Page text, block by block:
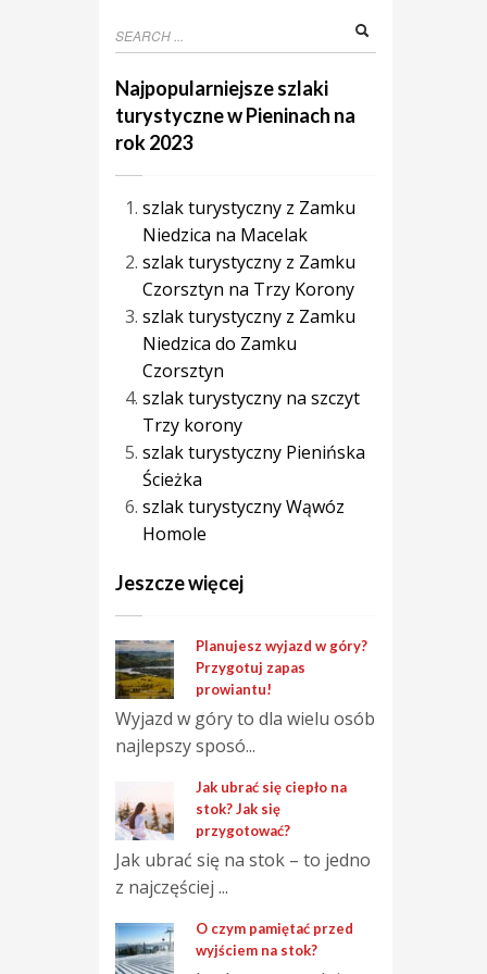
Najpopularniejsze szlaki
turystyczne w Pieninach na
rok 2023
szlak turystyczny z Zamku
Niedzica na Macelak
szlak turystyczny z Zamku
Czorsztyn na Trzy Korony
szlak turystyczny z Zamku
Niedzica do Zamku
Czorsztyn
szlak turystyczny na szczyt
Trzy korony
szlak turystyczny Pienińska
Ścieżka
szlak turystyczny Wąwóz
Homole
Jeszcze więcej
Planujesz wyjazd w góry?
Przygotuj zapas
prowiantu!
Wyjazd w góry to dla wielu osób
najlepszy sposó...
Jak ubrać się ciepło na
stok? Jak się
przygotować?
Jak ubrać się na stok – to jedno
z najczęściej ...
O czym pamiętać przed
wyjściem na stok?